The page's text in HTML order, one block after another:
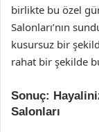
birlikte bu özel
Salonları’nın
kusursuz bir
rahat bir şekilde
Sonuç:
Salonları